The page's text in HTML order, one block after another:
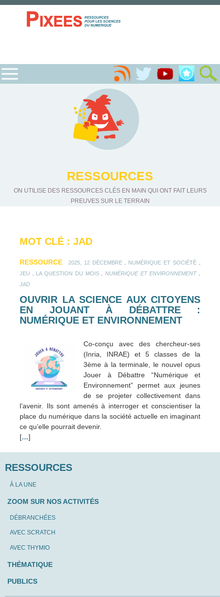
RESSOURCES
ON UTILISE DES RESSOURCES CLÉS EN MAIN QUI ONT FAIT LEURS
PREUVES SUR LE TERRAIN
MOT CLÉ : JAD
RESSOURCE 2025, 12 DÉCEMBRE. NUMÉRIQUE ET SOCIÉTÉ
JEU LA QUESTION DU MOIS. NUMÉRIQUE ET ENVIRONNEMENT.
JAD
OUVRIR LA SCIENCE AUX CITOYENS
EN JOUANT À DÉBATTRE :
NUMÉRIQUE ET ENVIRONNEMENT
Co-conçu avec des chercheur-ses
(Inria, INRAE) et 5 classes de la
3ème à la terminale, le nouvel opus
Jouer à Débattre “Numérique et
Environnement” permet aux jeunes
de se projeter collectivement dans
l’avenir. Ils sont amenés à interroger et conscientiser la
place du numérique dans la société actuelle en imaginant
ce qu’elle pourrait devenir.
[…]
RESSOURCES
À LA UNE
ZOOM SUR NOS ACTIVITÉS
DÉBRANCHÉES
AVEC SCRATCH
AVEC THYMIO
THÉMATIQUE
PUBLICS